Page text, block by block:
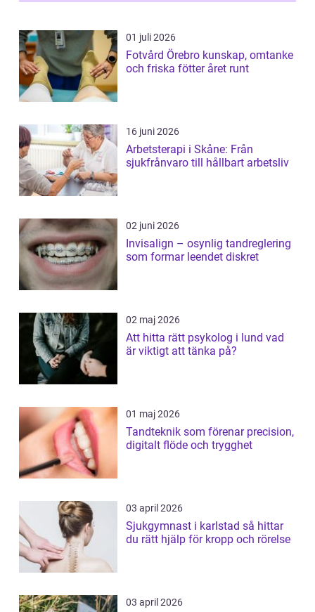
01 juli 2026
Fotvård Örebro kunskap, omtanke
och friska fötter året runt
16 juni 2026
Arbetsterapi i Skåne: Från
sjukfrånvaro till hållbart arbetsliv
02 juni 2026
Invisalign – osynlig tandreglering
som formar leendet diskret
02 maj 2026
Att hitta rätt psykolog i lund vad
är viktigt att tänka på?
01 maj 2026
Tandteknik som förenar precision,
digitalt flöde och trygghet
03 april 2026
Sjukgymnast i karlstad så hittar
du rätt hjälp för kropp och rörelse
03 april 2026